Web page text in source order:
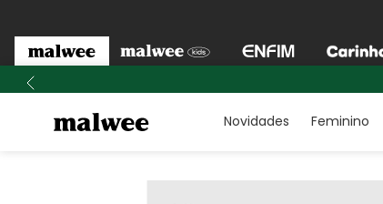
Novidades Feminino